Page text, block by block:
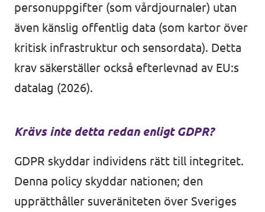
Våra stadgar
personuppgifter (som vårdjournaler) utan
även känslig offentlig data (som kartor över
kritisk infrastruktur och sensordata). Detta
krav säkerställer också efterlevnad av EU:s
datalag (2026).
Krävs inte detta redan enligt GDPR?
GDPR skyddar individens rätt till integritet.
Denna policy skyddar nationen; den
upprätthåller suveräniteten över Sveriges